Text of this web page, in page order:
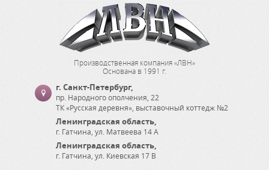
Производственная компания «ЛВН»
Основана в 1991 г.
г. Санкт-Петербург,
пр. Народного ополчения, 22
ТК «Русская деревня», выставочный коттедж №2
Ленинградская область,
г. Гатчина ул. Матвеева 14 А
Ленинградская область,
г. Гатчина ул. Киевская 17 В